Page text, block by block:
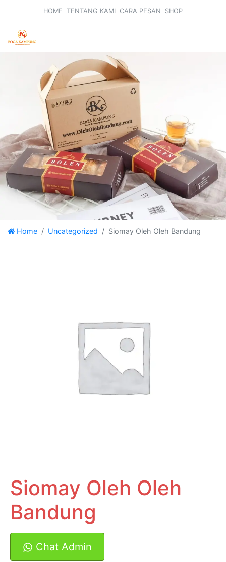
HOME TENTANG KAMI CARA PESAN SHOP
Home Uncategorized Siomay Oleh Oleh Bandung
Siomay Oleh Oleh
Bandung
Chat Admin